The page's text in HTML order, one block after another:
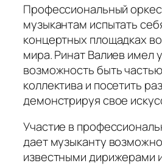
Профессиональный
музыкантам испытать
концертных площадках
мира. Ринат Валиев имел
возможность быть
коллектива и посетить
демонстрируя свое
Участие в
дает музыканту
известными дирижерами